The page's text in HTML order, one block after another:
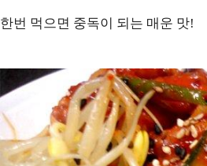
한번 먹으면 중독이 되는 매운 맛!